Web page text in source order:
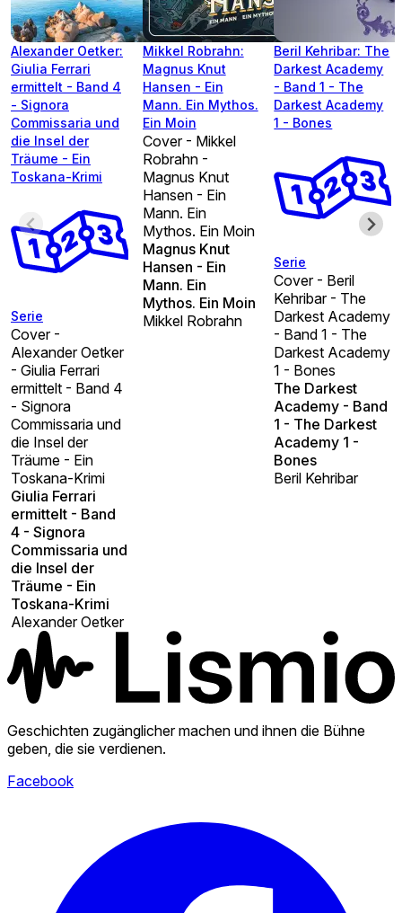
Alexander Oetker:
Giulia Ferrari
ermittelt - Band 4
- Signora
Commissaria und
die Insel der
Träume - Ein
Toskana-Krimi
Serie
Cover -
Alexander Oetker
- Giulia Ferrari
ermittelt - Band 4
- Signora
Commissaria und
die Insel der
Träume - Ein
Toskana-Krimi
Giulia Ferrari
ermittelt - Band
4 - Signora
Commissaria und
die Insel der
Träume - Ein
Toskana-Krimi
Alexander Oetker
Mikkel Robrahn:
Magnus Knut
Hansen - Ein
Mann. Ein Mythos.
Ein Moin
Cover - Mikkel
Robrahn -
Magnus Knut
Hansen - Ein
Mann. Ein
Mythos. Ein Moin
Magnus Knut
Hansen - Ein
Mann. Ein
Mythos. Ein Moin
Mikkel Robrahn
Beril Kehribar: The
Darkest Academy
- Band 1 - The
Darkest Academy
1 - Bones
Serie
Cover - Beril
Kehribar - The
Darkest Academy
- Band 1 - The
Darkest Academy
1 - Bones
The Darkest
Academy - Band
1 - The Darkest
Academy 1 -
Bones
Beril Kehribar
Geschichten zugänglicher machen und ihnen die Bühne
geben, die sie verdienen.
Facebook